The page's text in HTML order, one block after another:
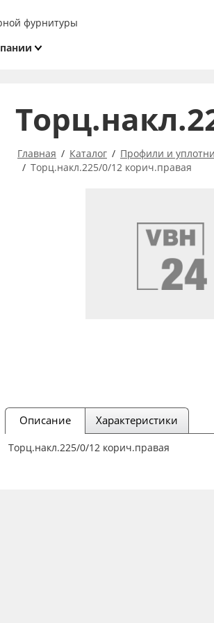
фурнитуры
Главная Каталог Профили и
Торц.накл.225/0/12 корич.правая
Описание Характеристики
Торц.накл.225/0/12 корич.правая